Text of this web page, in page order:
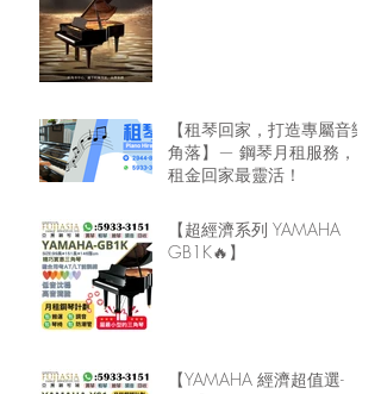
【租琴回家，打造專屬音樂
角落】— 鋼琴月租服務，
租金回家最靈活！
【超經濟系列 YAMAHA
GB1K🔥】
【YAMAHA 經濟超值選-